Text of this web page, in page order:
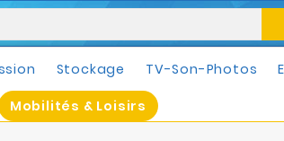
Stockage TV-Son-Photos
Mobilités & Loisirs